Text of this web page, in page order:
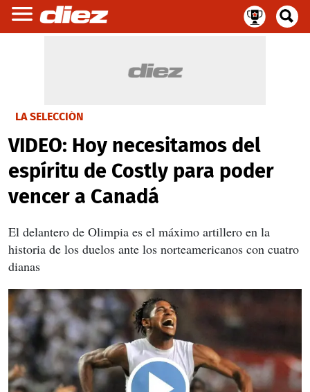
LA SELECCIÓN
VIDEO: Hoy necesitamos del
espíritu de Costly para poder
vencer a Canadá
El delantero de Olimpia es el máximo artillero en la
historia de los duelos ante los norteamericanos con cuatro
dianas